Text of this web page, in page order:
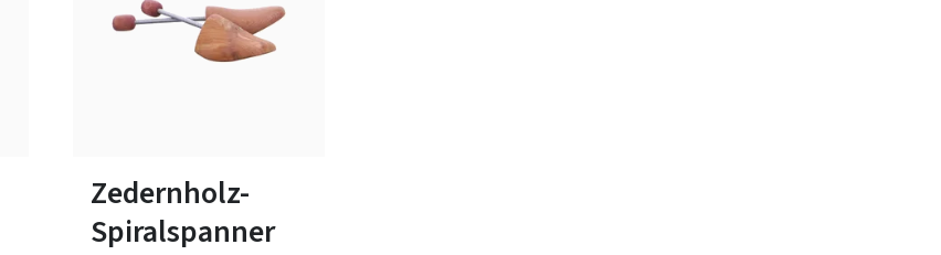
Zedernholz-
Spiralspanner